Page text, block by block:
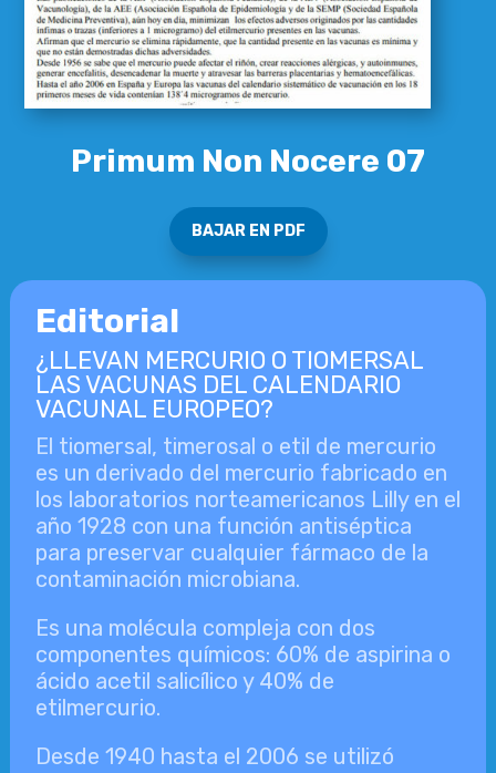
Primum Non Nocere 07
BAJAR EN PDF
Editorial
¿LLEVAN MERCURIO O TIOMERSAL
LAS VACUNAS DEL CALENDARIO
VACUNAL EUROPEO?
El tiomersal, timerosal o etil de mercurio
es un derivado del mercurio fabricado en
los laboratorios norteamericanos Lilly en el
año 1928 con una función antiséptica
para preservar cualquier fármaco de la
contaminación microbiana.
Es una molécula compleja con dos
componentes químicos: 60% de aspirina o
ácido acetil salicílico y 40% de
etilmercurio.
Desde 1940 hasta el 2006 se utilizó